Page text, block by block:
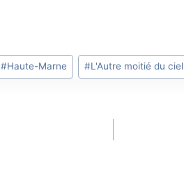
#Haute-Marne #L'Autre moitié du ciel